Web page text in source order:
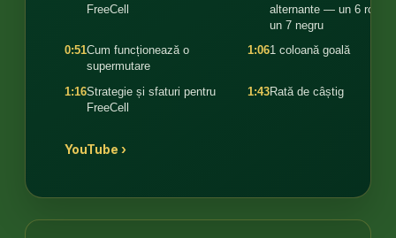
FreeCell
alternante — un 6 roșu
un 7 negru
0:51Cum funcționează o
supermutare
1:061 coloană goală
1:16Strategie și sfaturi pentru
FreeCell
1:43Rată de câștig
YouTube ›